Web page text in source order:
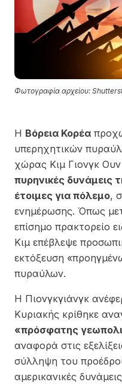
Φωτογραφία αρχείου:
Η Βόρεια Κορέα
υπερηχητικών
χώρας Κιμ Γιονγκ Ουν
πυρηνικές δυνάμεις
έτοιμες για πόλεμο,
ενημέρωσης. Όπως
επίσημο πρακτορείο
Κιμ επέβλεψε
εκτόξευση
πυραύλων.
Η Πιονγκγιάνγκ
Κυριακής κρίθηκε
«πρόσφατης
αναφορά στις
σύλληψη του
αμερικανικές